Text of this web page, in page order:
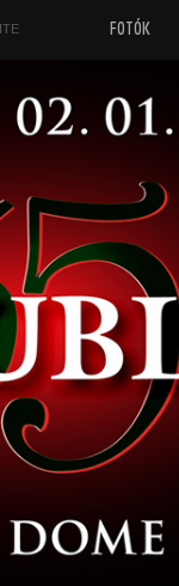
ezen a
FOTÓK